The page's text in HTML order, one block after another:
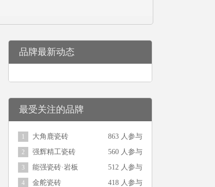
品牌最新动态
最受关注的品牌
1 大角鹿瓷砖 863 人参与
2 强辉精工瓷砖 560 人参与
3 能强瓷砖·岩板 512 人参与
4 金舵瓷砖 418 人参与